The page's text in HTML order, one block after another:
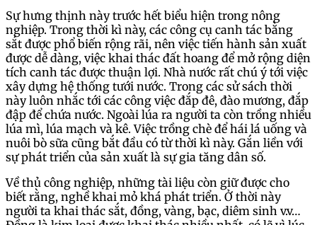
Sự hưng thịnh này trước hết biểu hiện trong nông
nghiệp. Trong thời kì này, các công cụ canh tác bằng
sắt được phổ biến rộng rãi, nên việc tiến hành sản xuất
được dễ dàng, việc khai thác đất hoang để mở rộng diện
tích canh tác được thuận lợi. Nhà nước rất chú ý tới việc
xây dựng hệ thống tưới nước. Trong các sử sách thời
này luôn nhắc tới các công việc đắp đê, đào mương, đắp
đập để chứa nước. Ngoài lúa ra người ta còn trồng nhiều
lúa mì, lúa mạch và kê. Việc trồng chè để hái lá uống và
nuôi bò sữa cũng bắt đầu có từ thời kì này. Gắn liền với
sự phát triển của sản xuất là sự gia tăng dân số.
Về thủ công nghiệp, những tài liệu còn giữ được cho
biết rằng, nghề khai mỏ khá phát triển. Ở thời này
người ta khai thác sắt, đồng, vàng, bạc, diêm sinh v.v…